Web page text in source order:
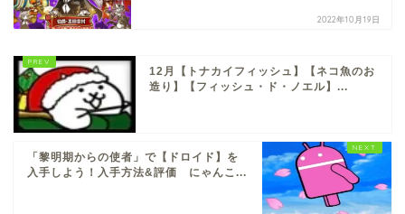
2022年10月19日
12月【トナカイフィッシュ】【ネコ魚のお
造り】【フィッシュ・ド・ノエル】...
「黎明期からの使者」で【ドロイド】を
入手しよう！入手方法&評価 にゃんこ...